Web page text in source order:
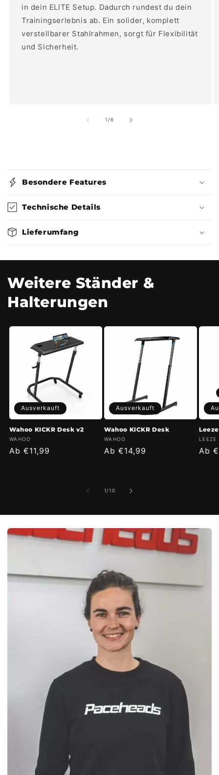
in dein ELITE Setup. Dadurch rundest du dein
Trainingserlebnis ab. Ein solider, komplett
verstellbarer Stahlrahmen, sorgt für Flexibilität
und Sicherheit.
1 /von
6
n
k
l
a
p
a
r
e
I
Besondere Features
Technische Details
Lieferumfang
Weitere Ständer &
Halterungen
Ausverkauft
Wahoo KICKR Desk v2
Anbieter:
WAHOO
Normaler
Ab €11,99
Ausverkauft
Wahoo KICKR Desk
Anbieter:
WAHOO
Normaler
Ab €14,99
LEEZE
Ab
1/von
10